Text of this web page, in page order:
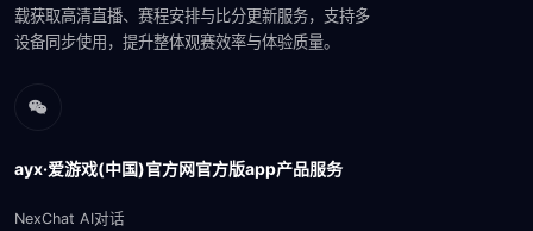
载获取高清直播、赛程安排与比分更新服务，支持多
设备同步使用，提升整体观赛效率与体验质量。
ayx·爱游戏(中国)官方网官方版app产品服务
NexChat AI对话